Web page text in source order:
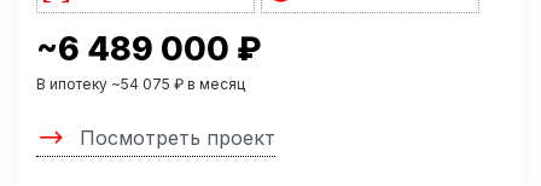
~6 489 000 ₽
В ипотеку ~54 075 ₽ в месяц
Посмотреть проект